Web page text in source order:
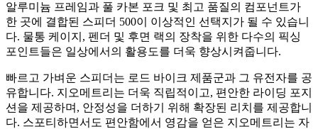
알루미늄 프레임과 풀 카본 포크 및 최고 품질의 컴포넌트가
한 곳에 결합된 스피더 500이 이상적인 선택지가 될 수 있습니
다. 물통 케이지, 펜더 및 후면 랙의 장착을 위한 다수의 픽싱
포인트들은 일상에서의 활용도를 더욱 향상시켜줍니다.
빠르고 가벼운 스피더는 로드 바이크 제품군과 그 유전자를 공
유합니다. 지오메트리는 더욱 직립적이고, 편안한 라이딩 포지
션을 제공하며, 안정성을 더하기 위해 확장된 리치를 제공합니
다. 스포티하면서도 편안함에서 영감을 얻은 지오메트리는 자